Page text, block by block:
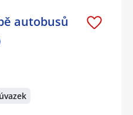
autobusů